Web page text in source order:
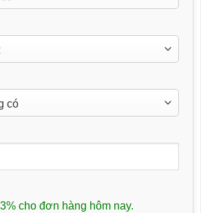
cho đơn hàng hôm nay.